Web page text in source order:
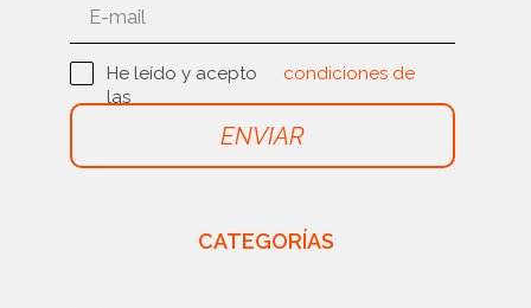
ENVIAR
He leído y acepto
las
condiciones de
uso
CATEGORÍAS